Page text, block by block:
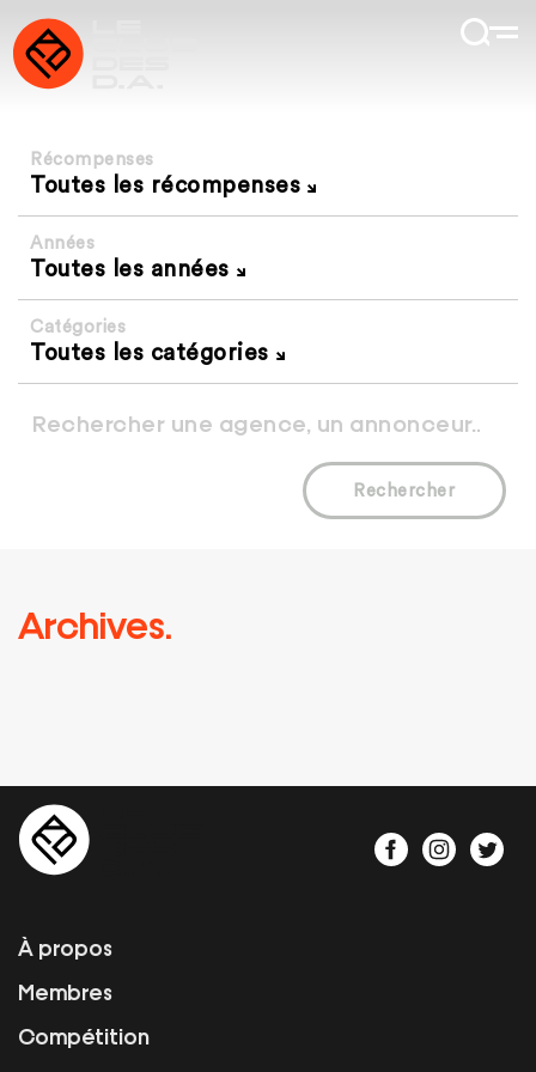
Récompenses
Toutes les récompenses
Années
Toutes les années
Catégories
Toutes les catégories
Rechercher
Archives.
À propos
Membres
Compétition